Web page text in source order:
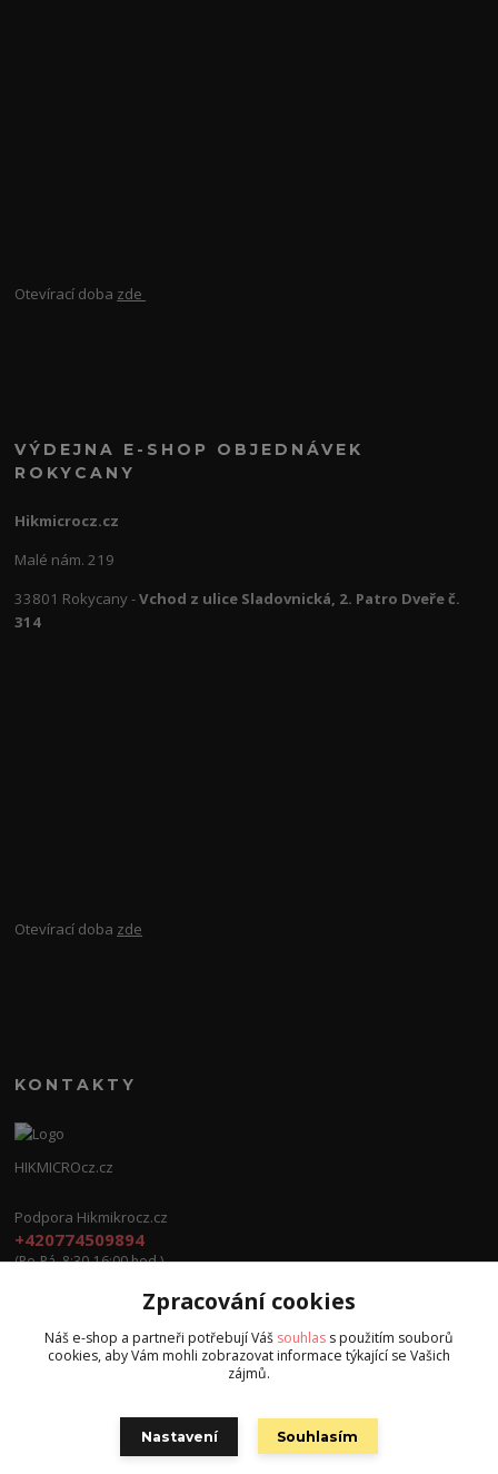
Otevírací doba zde
VÝDEJNA E-SHOP OBJEDNÁVEK
ROKYCANY
Hikmicrocz.cz
Malé nám. 219
33801 Rokycany -Vchod z ulice Sladovnická, 2. Patro Dveře č.
314
Otevírací doba zde
KONTAKTY
HIKMICROcz.cz
Podpora Hikmikrocz.cz
+420774509894
(Po-Pá, 8:30-16:00 hod.)
info@hikmicrocz.cz
Zpracování cookies
Náš e-shop a partneři potřebují Váš souhlas s použitím souborů
cookies, aby Vám mohli zobrazovat informace týkající se Vašich
zájmů.
Nastavení Souhlasím